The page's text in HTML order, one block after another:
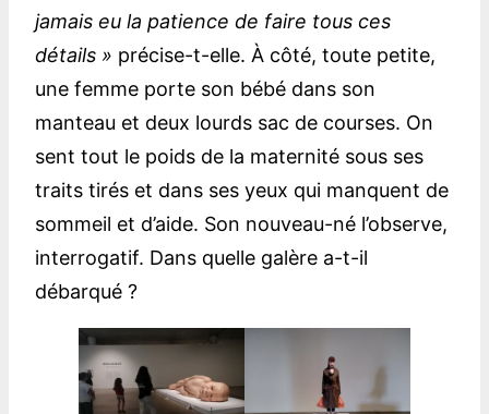
jamais eu la patience de faire tous ces
détails » précise-t-elle. À côté, toute petite,
une femme porte son bébé dans son
manteau et deux lourds sac de courses. On
sent tout le poids de la maternité sous ses
traits tirés et dans ses yeux qui manquent de
sommeil et d’aide. Son nouveau-né l’observe,
interrogatif. Dans quelle galère a-t-il
débarqué ?